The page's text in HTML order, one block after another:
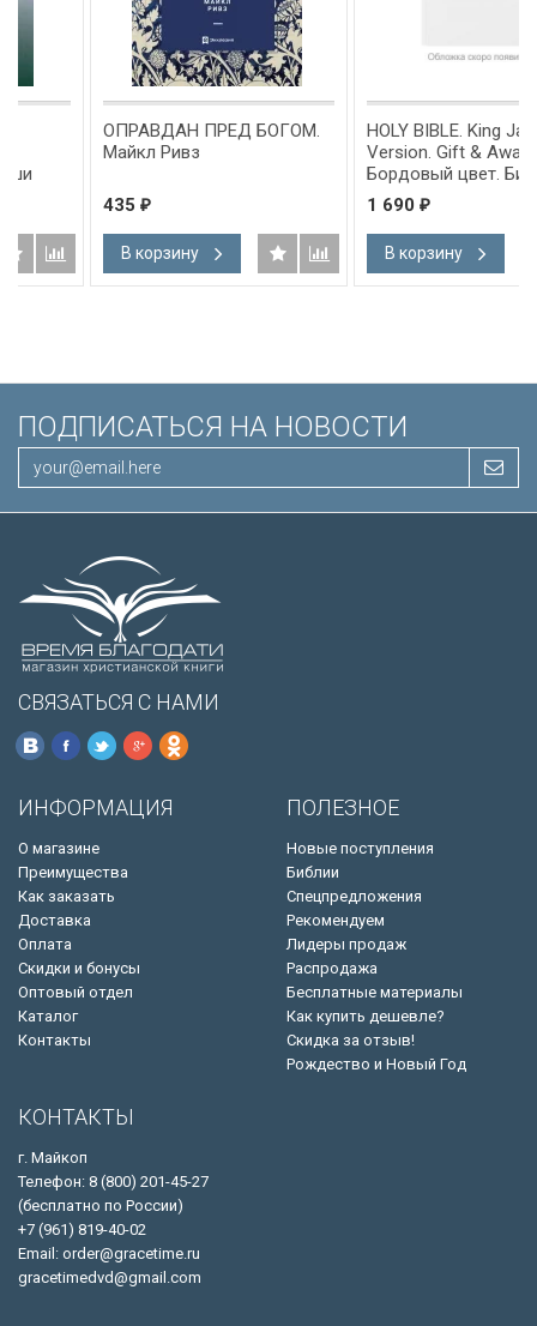
ОПРАВДАН ПРЕД БОГОМ.
Майкл Ривз
В корзину
HOLY BIBLE. King James
Version. Gift & Award Bible.
Бордовый цвет. Библия
Короля Иакова на
английском языке.
Словарь, карты, закладка,
подарочная вкладка, слова
Иисуса выделены красным
В корзину
ПОДПИСАТЬСЯ НА НОВОСТИ
СВЯЗАТЬСЯ С НАМИ
ИНФОРМАЦИЯ
О магазине
Преимущества
Как заказать
Доставка
Оплата
Скидки и бонусы
Оптовый отдел
Каталог
Контакты
ПОЛЕЗНОЕ
Новые поступления
Библии
Спецпредложения
Рекомендуем
Лидеры продаж
Распродажа
Бесплатные материалы
Как купить дешевле?
Скидка за отзыв!
Рождество и Новый Год
КОНТАКТЫ
г. Майкоп
Телефон: 8 (800) 201-45-27
(бесплатно по России)
+7 (961) 819-40-02
Email: order@gracetime.ru
gracetimedvd@gmail.com